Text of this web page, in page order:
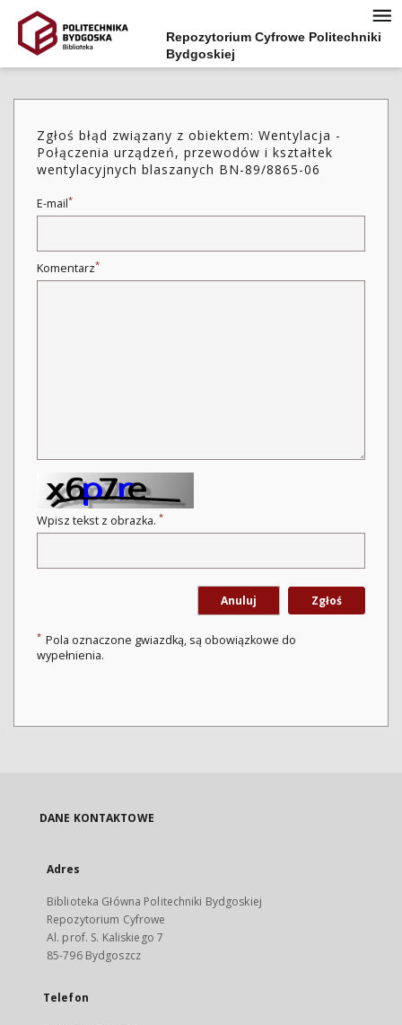
Repozytorium Cyfrowe Politechniki
Bydgoskiej
Zgłoś błąd związany z obiektem: Wentylacja -
Połączenia urządzeń, przewodów i kształtek
wentylacyjnych blaszanych BN-89/8865-06
E-mail*
Komentarz*
Wpisz tekst z obrazka. *
Anuluj Zgłoś
* Pola oznaczone gwiazdką, są obowiązkowe do
wypełnienia.
DANE KONTAKTOWE
Adres
Biblioteka Główna Politechniki Bydgoskiej
Repozytorium Cyfrowe
Al. prof. S. Kaliskiego 7
85-796 Bydgoszcz
Telefon